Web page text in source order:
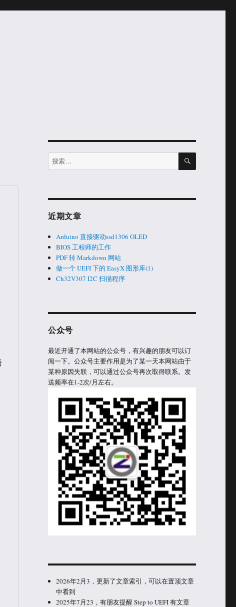
搜
索：
搜
近期文章
Arduino 直接驱动ssd1306 OLED
BIOS 工程师的工作
PDF 转 Markdown 网站
做一个 UEFI 下的 EasyX 图形库(1)
Ch32V307 I2C 扫描程序
公众号
最近开通了本网站的公众号，有兴趣的朋友可以订
阅一下。公众号主要作用是为了某一天本网站由于
某种原因失联，可以通过公众号再次取得联系。发
送频率在1-2次/月左右。
2026年2月3，更新了文章索引，可以在置顶文章
中看到
2025年7月23，有朋友提醒 Step to UEFI 有文章